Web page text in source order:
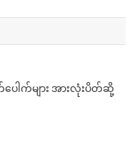
ေါက်များ အားလုံးပိတ်ဆို့